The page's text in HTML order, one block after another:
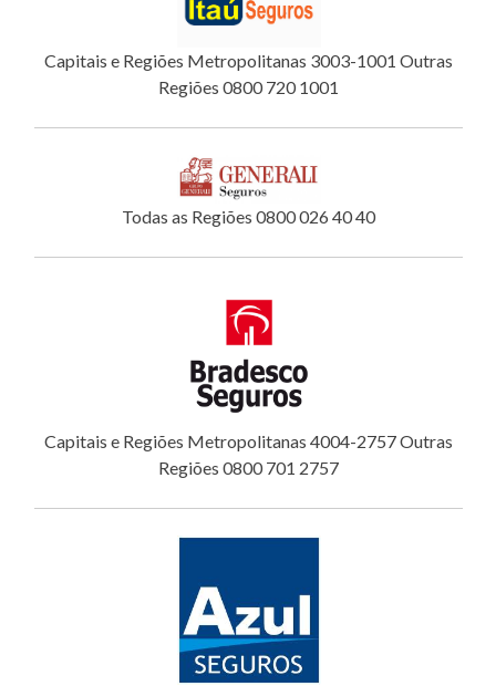
Capitais e Regiões Metropolitanas 3003-1001 Outras
Regiões 0800 720 1001
Todas as Regiões 0800 026 40 40
Capitais e Regiões Metropolitanas 4004-2757 Outras
Regiões 0800 701 2757